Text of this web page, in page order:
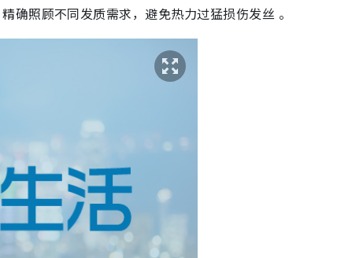
确照顾不同发质需求，避免热力过猛损伤发丝 。